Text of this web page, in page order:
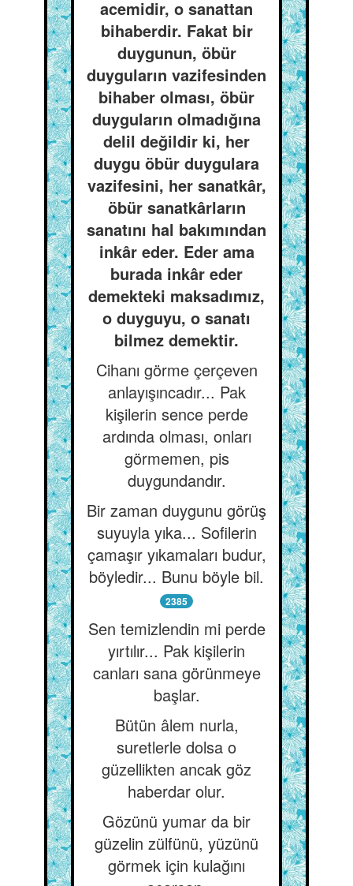
acemidir, o sanattan
bihaberdir. Fakat bir
duygunun, öbür
duyguların vazifesinden
bihaber olması, öbür
duyguların olmadığına
delil değildir ki, her
duygu öbür duygulara
vazifesini, her sanatkâr,
öbür sanatkârların
sanatını hal bakımından
inkâr eder. Eder ama
burada inkâr eder
demekteki maksadımız,
o duyguyu, o sanatı
bilmez demektir.
Cihanı görme çerçeven
anlayışıncadır... Pak
kişilerin sence perde
ardında olması, onları
görmemen, pis
duygundandır.
Bir zaman duygunu görüş
suyuyla yıka... Sofilerin
çamaşır yıkamaları budur,
böyledir... Bunu böyle bil.
2385
Sen temizlendin mi perde
yırtılır... Pak kişilerin
canları sana görünmeye
başlar.
Bütün âlem nurla,
suretlerle dolsa o
güzellikten ancak göz
haberdar olur.
Gözünü yumar da bir
güzelin zülfünü, yüzünü
görmek için kulağını